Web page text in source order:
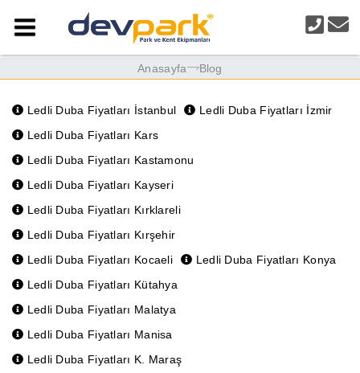
Anasayfa Blog
Ledli Duba Fiyatları İstanbul
Ledli Duba Fiyatları İzmir
Ledli Duba Fiyatları Kars
Ledli Duba Fiyatları Kastamonu
Ledli Duba Fiyatları Kayseri
Ledli Duba Fiyatları Kırklareli
Ledli Duba Fiyatları Kırşehir
Ledli Duba Fiyatları Kocaeli
Ledli Duba Fiyatları Konya
Ledli Duba Fiyatları Kütahya
Ledli Duba Fiyatları Malatya
Ledli Duba Fiyatları Manisa
Ledli Duba Fiyatları K. Maraş